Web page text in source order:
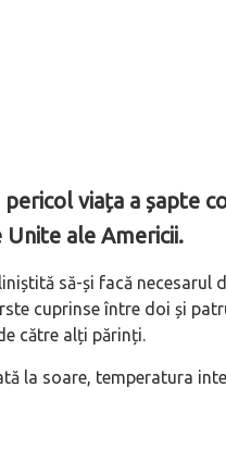
viața a șapte
ale Americii.
să-și facă necesarul
cuprinse între doi și
către alți părinți.
la soare, temperatura